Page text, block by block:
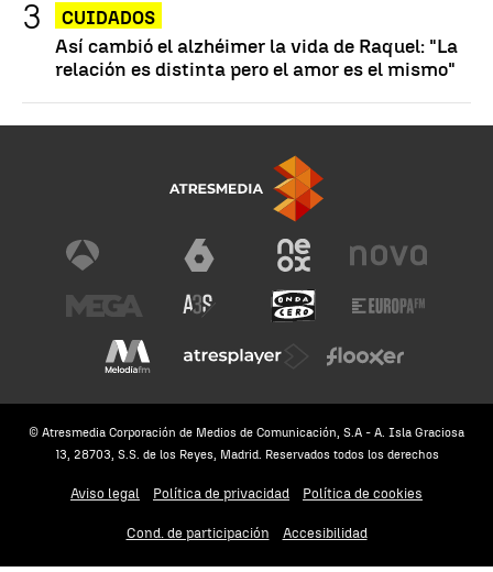
CUIDADOS
Así cambió el alzhéimer la vida de Raquel: "La
relación es distinta pero el amor es el mismo"
© Atresmedia Corporación de Medios de Comunicación, S.A - A. Isla Graciosa
13, 28703, S.S. de los Reyes, Madrid. Reservados todos los derechos
Aviso legal Política de privacidad Política de cookies
Cond. de participación Accesibilidad